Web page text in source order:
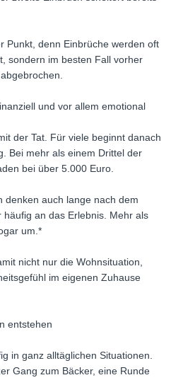
Punkt, denn Einbrüche werden oft
sondern im besten Fall vorher
und vor allem emotional
der Tat. Für viele beginnt danach
Bei mehr als einem Drittel der
bei über 5.000 Euro.
denken auch lange nach dem
an das Erlebnis. Mehr als
um.*
nicht nur die Wohnsituation,
im eigenen Zuhause
entstehen
in ganz alltäglichen Situationen.
Gang zum Bäcker, eine Runde